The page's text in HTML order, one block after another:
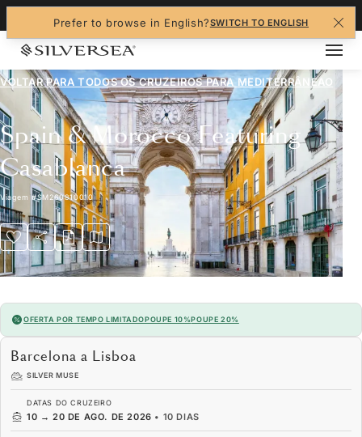
Prefer to browse in English?SWITCH TO ENGLISH
VOLTAR PARA TODOS OS CRUZEIROS PARA MEDITERRÂNEAO
Spain & Morocco Featuring
Casablanca
Viagem #SM260810010
OFERTA POR TEMPO LIMITADOPOUPE 10%POUPE 20%
Barcelona a Lisboa
SILVER MUSE
DATAS DO CRUZEIRO
10 → 20 DE AGO. DE 2026 • 10 DIAS